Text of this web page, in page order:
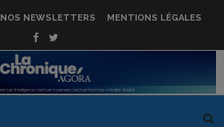
NOS NEWSLETTERS MENTIONS LÉGALES